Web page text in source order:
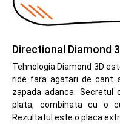
Directional Diamond
Tehnologia Diamond 3D
ride fara agatari de cant
zapada adanca.
plata, combinata cu o
Rezultatul este o placa